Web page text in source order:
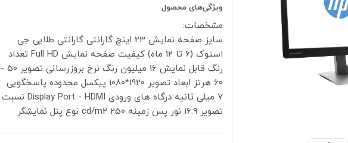
ویژگی‌های محصول
مشخصات:
سایز صفحه نمایش 23 اینچ گارانتی گارانتی طلایی جی
استوک (6 تا 12 ماه)
کیفیت صفحه نمایش Full HD تعداد
رنگ قابل نمایش 16 میلیون رنگ نرخ بروزرسانی تصویر
50 -
60 هرتز
ابعاد تصویر 1920*1080 پیکسل
محدوده پاسخگویی
7 میلی ثانیه
درگاه های ورودی Display Port - HDMI نسبت
تصویر 16:9 نور پس زمینه 250 cd/m2 نوع پنل نمایشگر